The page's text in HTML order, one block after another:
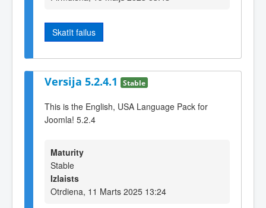
Skatīt failus
Versija 5.2.4.1 Stable
This is the English, USA Language Pack for
Joomla! 5.2.4
Maturity
Stable
Izlaists
Otrdiena, 11 Marts 2025 13:24